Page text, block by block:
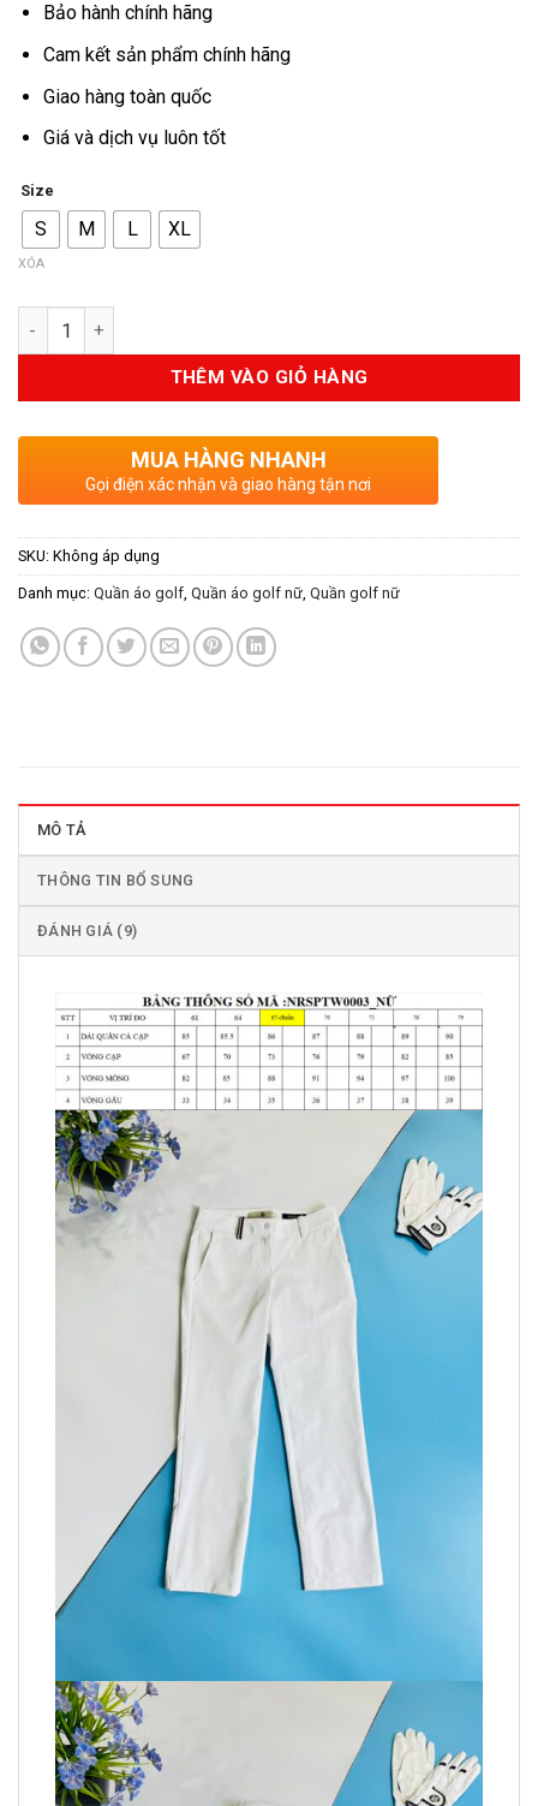
là:
1.450.000VND.
Bảo hành chính hãng
Cam kết sản phẩm chính hãng
Giao hàng toàn quốc
Giá và dịch vụ luôn tốt
Size
S M L XL
XÓA
Số lượng
THÊM VÀO GIỎ HÀNG
MUA HÀNG NHANH
Gọi điện xác nhận và giao hàng tận nơi
SKU: Không áp dụng
Danh mục: Quần áo golf Quần áo golf nữ Quần golf nữ
MÔ TẢ
THÔNG TIN BỔ SUNG
ĐÁNH GIÁ (9)